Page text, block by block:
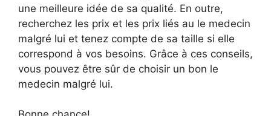
une meilleure idée de sa qualité. En outre,
recherchez les prix et les prix liés au le medecin
malgré lui et tenez compte de sa taille si elle
correspond à vos besoins. Grâce à ces conseils,
vous pouvez être sûr de choisir un bon le
medecin malgré lui.